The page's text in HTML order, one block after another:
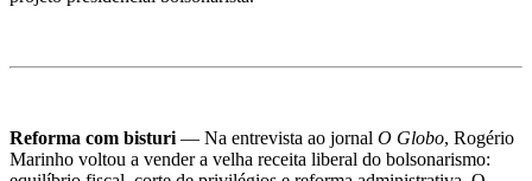
Reforma com bisturi — Na entrevista ao jornal O Globo, Rogério
Marinho voltou a vender a velha receita liberal do bolsonarismo: